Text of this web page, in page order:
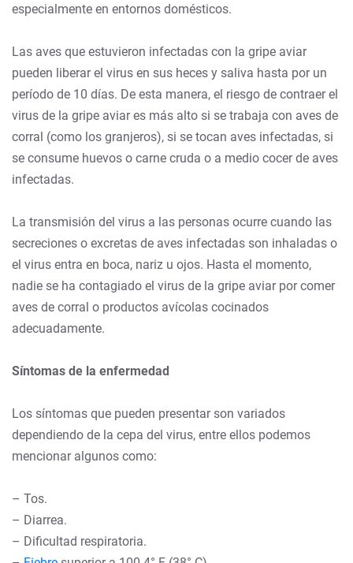
especialmente en entornos domésticos.
Las aves que estuvieron infectadas con la gripe aviar
pueden liberar el virus en sus heces y saliva hasta por un
período de 10 días. De esta manera, el riesgo de contraer el
virus de la gripe aviar es más alto si se trabaja con aves de
corral (como los granjeros), si se tocan aves infectadas, si
se consume huevos o carne cruda o a medio cocer de aves
infectadas.
La transmisión del virus a las personas ocurre cuando las
secreciones o excretas de aves infectadas son inhaladas o
el virus entra en boca, nariz u ojos. Hasta el momento,
nadie se ha contagiado el virus de la gripe aviar por comer
aves de corral o productos avícolas cocinados
adecuadamente.
Síntomas de la enfermedad
Los síntomas que pueden presentar son variados
dependiendo de la cepa del virus, entre ellos podemos
mencionar algunos como:
– Tos.
– Diarrea.
– Dificultad respiratoria.